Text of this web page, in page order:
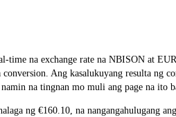
time na exchange rate na NBISON at
Ang kasalukuyang resulta ng
na tingnan mo muli ang page na ito
ng €160.10, na nangangahulugang